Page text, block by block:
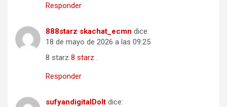
Responder
888starz skachat_ecmn dice:
18 de mayo de 2026 a las 09:25
8 starz 8 starz
Responder
sufyandigitalDoIt dice: